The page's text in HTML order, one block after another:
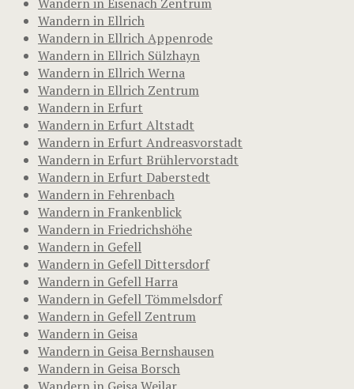
Wandern in Ellrich
Wandern in Ellrich Appenrode
Wandern in Ellrich Sülzhayn
Wandern in Ellrich Werna
Wandern in Ellrich Zentrum
Wandern in Erfurt
Wandern in Erfurt Altstadt
Wandern in Erfurt Andreasvorstadt
Wandern in Erfurt Brühlervorstadt
Wandern in Erfurt Daberstedt
Wandern in Fehrenbach
Wandern in Frankenblick
Wandern in Friedrichshöhe
Wandern in Gefell
Wandern in Gefell Dittersdorf
Wandern in Gefell Harra
Wandern in Gefell Tömmelsdorf
Wandern in Gefell Zentrum
Wandern in Geisa
Wandern in Geisa Bernshausen
Wandern in Geisa Borsch